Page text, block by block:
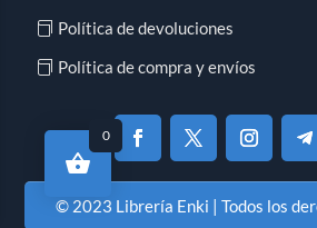
Política de devoluciones
Política de compra y envíos
© 2023 Librería Enki | Todos los
0